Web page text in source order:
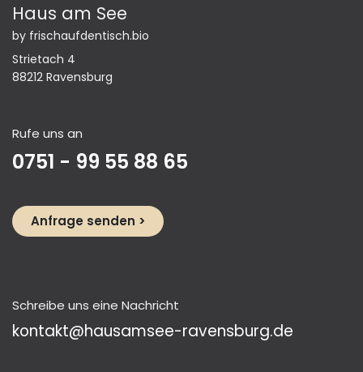
Haus am See
by frischaufdentisch.bio
Strietach 4
88212 Ravensburg
Rufe uns an
0751 - 99 55 88 65
Anfrage se​​​​nden >​​
Schreibe uns eine Nachricht
kontakt@hausamsee-ravensburg.de